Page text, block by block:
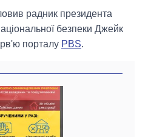
радник президента
безпеки Джейк
порталу PBS.